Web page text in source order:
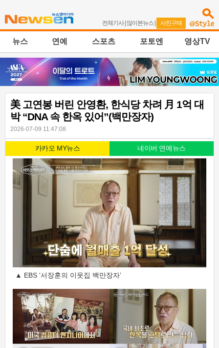
전체기사| 많이본뉴스 | 사진구매
뉴스 연예 스포츠 포토엔 영상TV
美 고연봉 버린 안영환, 한식당 차려 月 1억 대
박 “DNA 속 한옥 있어”(백만장자)
2026-07-09 11:47:08
카카오 MY뉴스 네이버 연예뉴스
▲ EBS ‘서장훈의 이웃집 백만장자’